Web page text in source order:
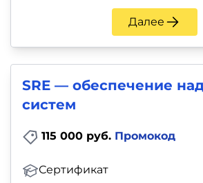
Далее
SRE — обеспечение
систем
115 000 руб. Промокод
Сертификат